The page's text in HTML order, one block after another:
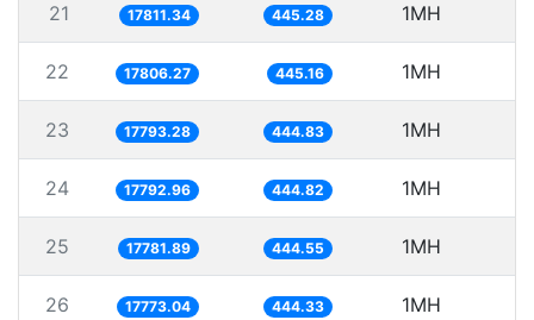
21 17811.34 445.28 1MH
22 17806.27 445.16 1MH
23 17793.28 444.83 1MH
24 17792.96 444.82 1MH
25 17781.89 444.55 1MH
26 17773.04 444.33 1MH